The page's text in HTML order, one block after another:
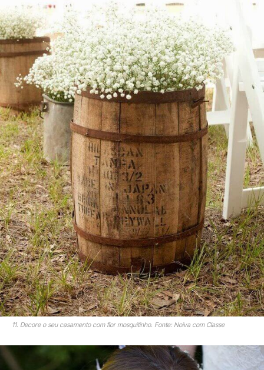
11. Decore o seu casamento com flor mosquitinho. Fonte: Noiva com Classe